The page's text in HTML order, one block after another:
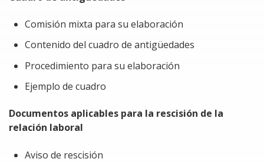
Comisión mixta para su elaboración
Contenido del cuadro de antigüedades
Procedimiento para su elaboración
Ejemplo de cuadro
Documentos aplicables para la rescisión de la
relación laboral
Aviso de rescisión